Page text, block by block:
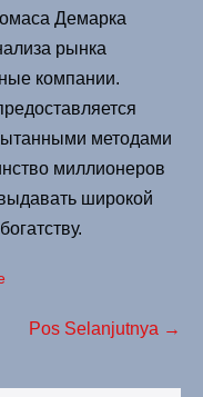
Демарка
рынка
компании.
методами
миллионеров
широкой
Pos Selanjutnya →